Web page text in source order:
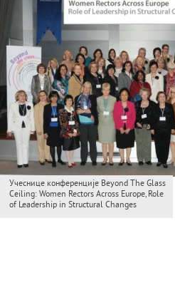
Учеснице конференције Beyond The Glass
Ceiling: Women Rectors Across Europe, Role
of Leadership in Structural Changes